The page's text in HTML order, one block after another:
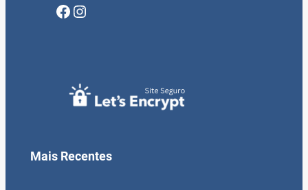
Facebook Instagram
Mais Recentes